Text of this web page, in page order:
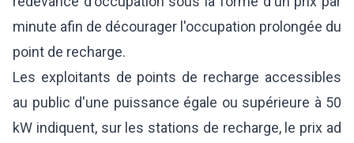
minute afin de décourager l'occupation prolongée du
point de recharge.
Les exploitants de points de recharge accessibles
au public d'une puissance égale ou supérieure à 50
kW indiquent, sur les stations de recharge, le prix ad